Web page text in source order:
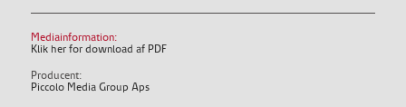
Mediainformation:
Klik her for download af PDF
Producent:
Piccolo Media Group Aps